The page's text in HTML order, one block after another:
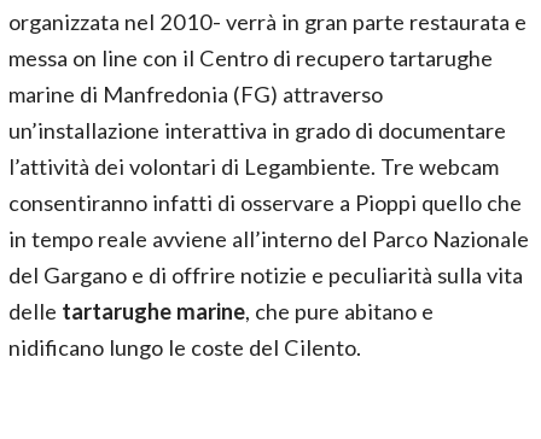
organizzata nel 2010- verrà in gran parte restaurata e
messa on line con il Centro di recupero tartarughe
marine di Manfredonia (FG) attraverso
un’installazione interattiva in grado di documentare
l’attività dei volontari di Legambiente. Tre webcam
consentiranno infatti di osservare a Pioppi quello che
in tempo reale avviene all’interno del Parco Nazionale
del Gargano e di offrire notizie e peculiarità sulla vita
delle tartarughe marine, che pure abitano e
nidificano lungo le coste del Cilento.